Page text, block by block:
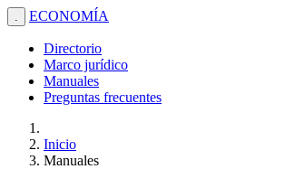
. ECONOMÍA
Directorio
Marco jurídico
Manuales
Preguntas frecuentes
Inicio
Manuales